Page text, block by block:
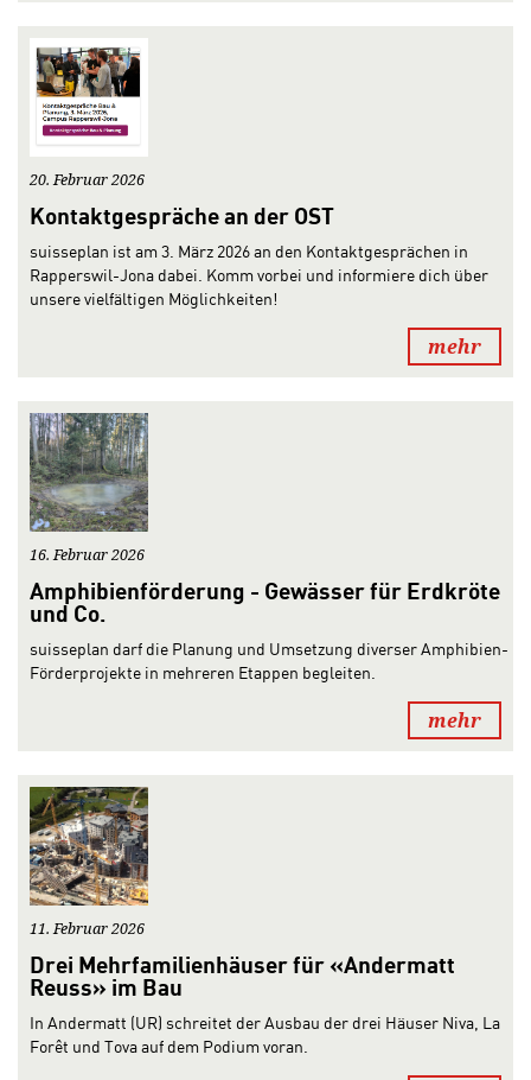
20. Februar 2026
Kontaktgespräche an der OST
suisseplan ist am 3. März 2026 an den Kontaktgesprächen in
Rapperswil-Jona dabei. Komm vorbei und informiere dich über
unsere vielfältigen Möglichkeiten!
mehr
16. Februar 2026
Amphibienförderung - Gewässer für Erdkröte
und Co.
suisseplan darf die Planung und Umsetzung diverser Amphibien-
Förderprojekte in mehreren Etappen begleiten.
mehr
11. Februar 2026
Drei Mehrfamilienhäuser für «Andermatt
Reuss» im Bau
In Andermatt (UR) schreitet der Ausbau der drei Häuser Niva, La
Forêt und Tova auf dem Podium voran.